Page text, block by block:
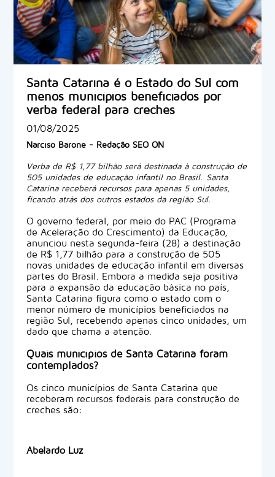
Santa Catarina é o Estado do Sul com
menos municípios beneficiados por
verba federal para creches
01/08/2025
Narciso Barone - Redação SEO ON
Verba de R$ 1,77 bilhão será destinada à construção de
505 unidades de educação infantil no Brasil. Santa
Catarina receberá recursos para apenas 5 unidades,
ficando atrás dos outros estados da região Sul.
O governo federal, por meio do PAC (Programa
de Aceleração do Crescimento) da Educação,
anunciou nesta segunda-feira (28) a destinação
de R$ 1,77 bilhão para a construção de 505
novas unidades de educação infantil em diversas
partes do Brasil. Embora a medida seja positiva
para a expansão da educação básica no país,
Santa Catarina figura como o estado com o
menor número de municípios beneficiados na
região Sul, recebendo apenas cinco unidades, um
dado que chama a atenção.
Quais municípios de Santa Catarina foram
contemplados?
Os cinco municípios de Santa Catarina que
receberam recursos federais para construção de
creches são:
Abelardo Luz